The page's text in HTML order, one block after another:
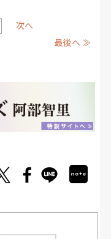
次へ
最後へ ≫